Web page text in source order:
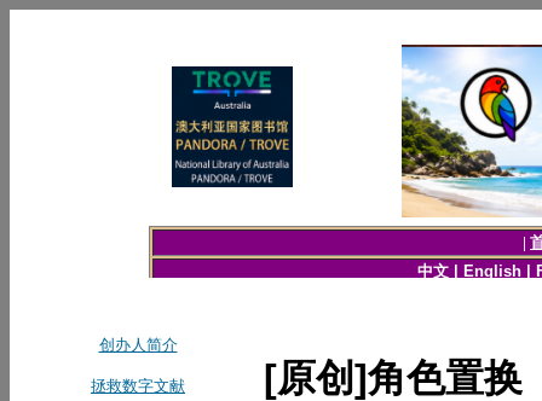
[原创]角色置换